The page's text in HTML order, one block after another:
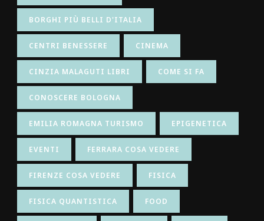
BORGHI PIÙ BELLI D'ITALIA
CENTRI BENESSERE CINEMA
CINZIA MALAGUTI LIBRI COME SI FA
CONOSCERE BOLOGNA
EMILIA ROMAGNA TURISMO EPIGENETICA
EVENTI FERRARA COSA VEDERE
FIRENZE COSA VEDERE FISICA
FISICA QUANTISTICA FOOD